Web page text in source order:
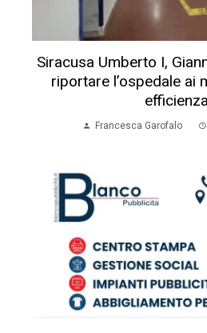
Siracusa Umberto I,
riportare l’ospedale ai
Francesca Garofalo